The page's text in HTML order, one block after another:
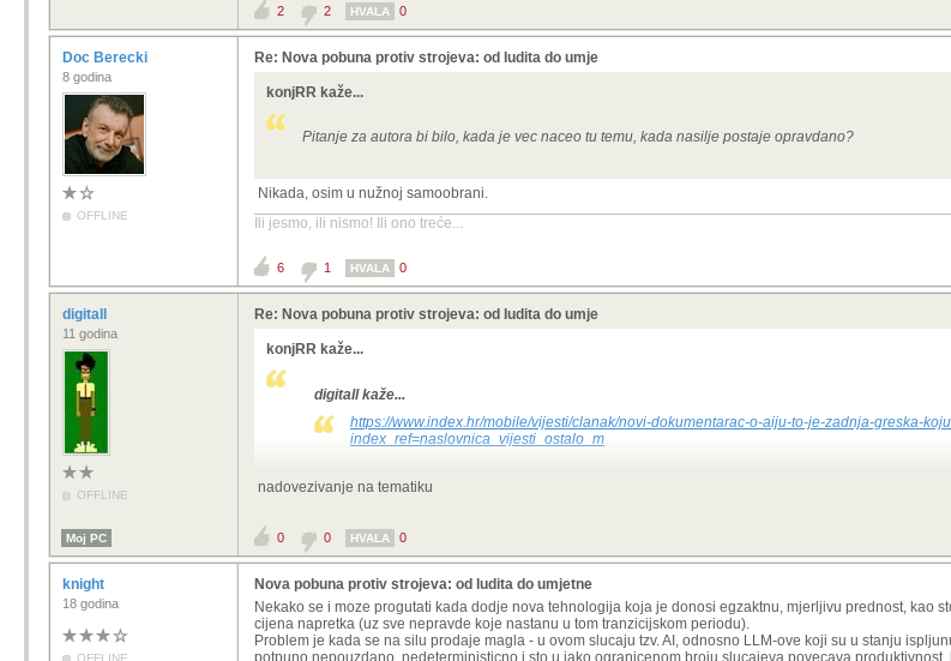
2 2 HVALA 0
Doc Berecki
8 godina
OFFLINE
Re: Nova pobuna protiv strojeva: od ludita do umje
konjRR kaže...
Pitanje za autora bi bilo, kada je vec naceo tu temu, kada nasilje postaje opravdano?
Nikada, osim u nužnoj samoobrani.
Ili jesmo, ili nismo! Ili ono treće...
6 1 HVALA 0
digitall
11 godina
OFFLINE
Re: Nova pobuna protiv strojeva: od ludita do umje
konjRR kaže...
digitall kaže...
https://www.index.hr/mobile/vijesti/clanak/novi-dokumentarac-o-aiju-to-je-zadnja-greska-
index_ref=naslovnica_vijesti_ostalo_m
Zasto si linkao clanak? Kao primjer jako loseg, eksploatirajuceg i nepismenog novinarstva?
nadovezivanje na tematiku
Moj PC 0 0 HVALA 0
knight
18 godina
OFFLINE
Nova pobuna protiv strojeva: od ludita do umjetne
Nekako se i moze progutati kada dodje nova tehnologija koja je donosi egzaktnu, mjerljivu prednost, kao
cijena napretka (uz sve nepravde koje nastanu u tom tranzicijskom periodu).
Problem je kada se na silu prodaje magla - u ovom slucaju tzv. AI, odnosno LLM-ove koji su u stanju
potpuno nepouzdano, nedeterministicno i sto u jako ogranicenom broju slucajeva povecava